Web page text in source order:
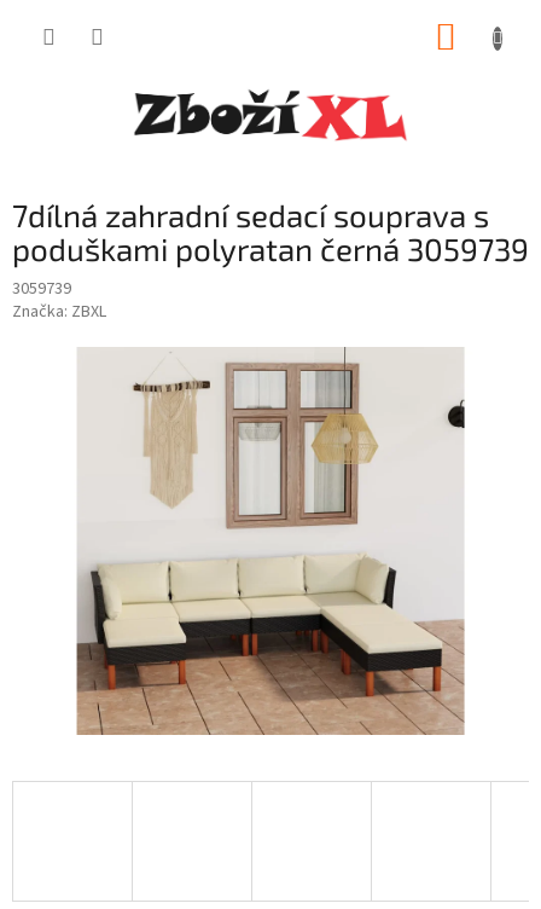
7dílná zahradní sedací souprava s
poduškami polyratan černá 3059739
3059739
Značka: ZBXL